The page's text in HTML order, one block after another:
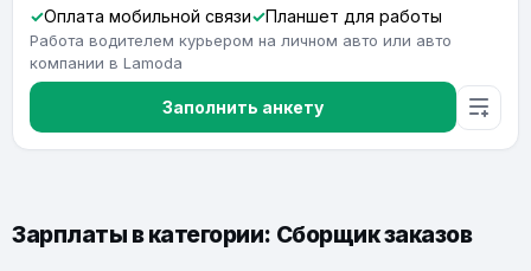
Оплата мобильной связи
Планшет для работы
Работа водителем курьером на личном авто или авто
компании в Lamoda
Заполнить анкету
Зарплаты в категории: Сборщик заказов